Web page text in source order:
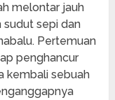
melontar jauh
sudut sepi dan
Pertemuan
penghancur
kembali sebuah